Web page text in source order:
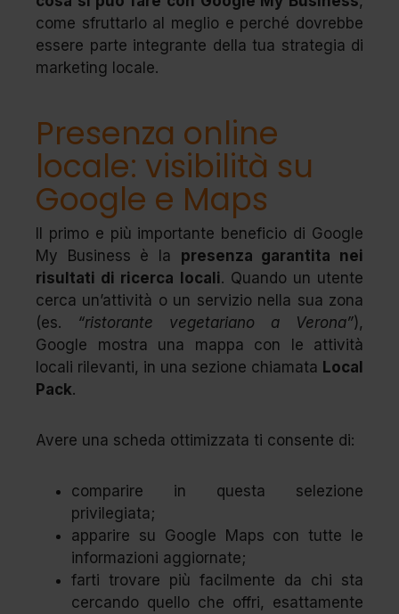
come sfruttarlo al meglio e perché dovrebbe
essere parte integrante della tua strategia di
marketing locale.
Presenza online
locale: visibilità su
Google e Maps
Il primo e più importante beneficio di Google
My Business è la presenza garantita nei
risultati di ricerca locali. Quando un utente
cerca un’attività o un servizio nella sua zona
(es. “ristorante vegetariano a Verona”),
Google mostra una mappa con le attività
locali rilevanti, in una sezione chiamata Local
Pack.
Avere una scheda ottimizzata ti consente di:
comparire in questa selezione
privilegiata;
apparire su Google Maps con tutte le
informazioni aggiornate;
farti trovare più facilmente da chi sta
cercando quello che offri, esattamente